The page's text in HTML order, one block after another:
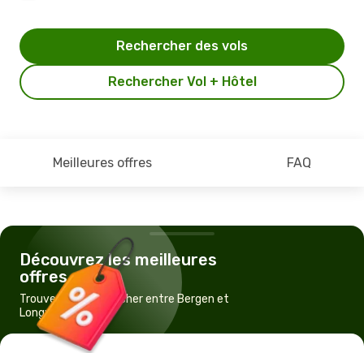
Rechercher Vol + Hôtel
Rechercher des vols
Meilleures offres FAQ
Découvrez les meilleures
offres
Trouvez un vol pas cher entre Bergen et
Longyearbyen